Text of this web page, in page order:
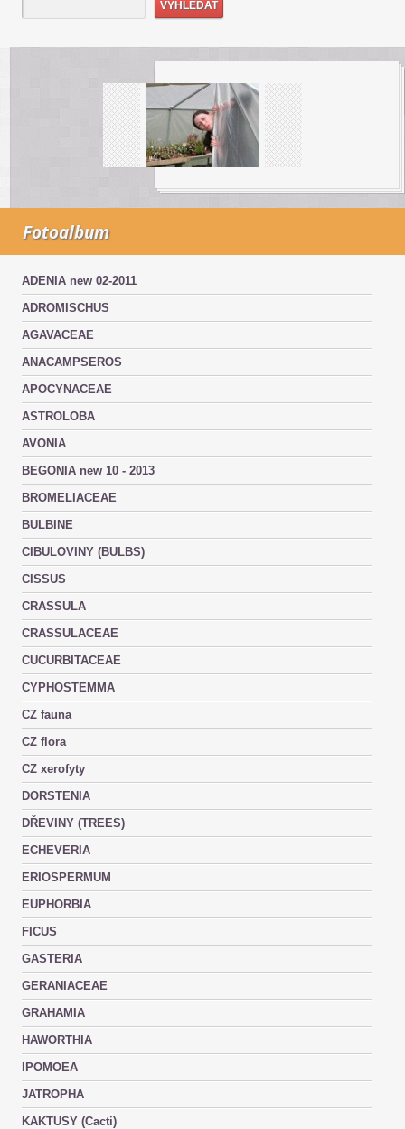
Fotoalbum
ADENIA new 02-2011
ADROMISCHUS
AGAVACEAE
ANACAMPSEROS
APOCYNACEAE
ASTROLOBA
AVONIA
BEGONIA new 10 - 2013
BROMELIACEAE
BULBINE
CIBULOVINY (BULBS)
CISSUS
CRASSULA
CRASSULACEAE
CUCURBITACEAE
CYPHOSTEMMA
CZ fauna
CZ flora
CZ xerofyty
DORSTENIA
DŘEVINY (TREES)
ECHEVERIA
ERIOSPERMUM
EUPHORBIA
FICUS
GASTERIA
GERANIACEAE
GRAHAMIA
HAWORTHIA
IPOMOEA
JATROPHA
KAKTUSY (Cacti)